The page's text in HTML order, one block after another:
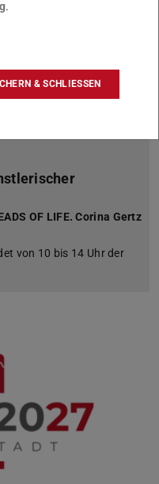
OF LIFE. Corina Gertz
von 10 bis 14 Uhr der
.
& SCHLIESSEN